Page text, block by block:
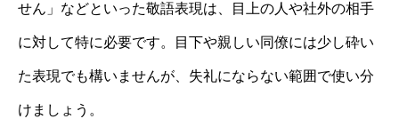
せん」などといった敬語表現は、目上の人や社外の相手
に対して特に必要です。目下や親しい同僚には少し砕い
た表現でも構いませんが、失礼にならない範囲で使い分
けましょう。